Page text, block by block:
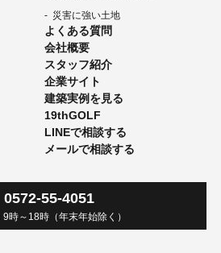
災害に強い土地
よくある質問
会社概要
スタッフ紹介
企業サイト
建築実例を見る
19thGOLF
LINEで相談する
メールで相談する
0572-55-4051
9時～ 18時（年末年始除く）